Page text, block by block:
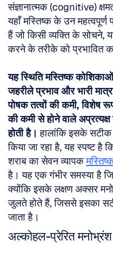
संज्ञानात्मक (cognitive)
यहाँ मस्तिष्क के उन महत्वपूर्ण
हैं जो किसी व्यक्ति के सोचने,
करने के तरीके को प्रभावित
यह स्थिति मस्तिष्क
जहरीले प्रभाव और भारी
पोषक तत्वों की कमी, विशेष
की कमी से होने वाले
होती है। हालांकि इसके
किया जा रहा है, यह स्पष्ट
शराब का सेवन व्यापक
है। यह एक गंभीर समस्या है
क्योंकि इसके लक्षण अक्सर
जुलते होते हैं, जिससे इसका
जाता है।
अल्कोहल-प्रेरित